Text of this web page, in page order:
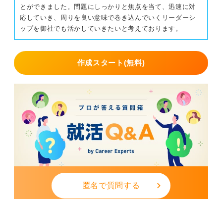
とができました。問題にしっかりと焦点を当て、迅速に対
応していき、周りを良い意味で巻き込んでいくリーダーシ
ップを御社でも活かしていきたいと考えております。
作成スタート(無料)
匿名で質問する